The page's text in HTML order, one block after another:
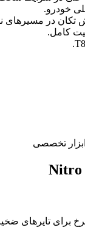
خودرو.
تکان در مسیرهای
تخصصی
برای تایرهای